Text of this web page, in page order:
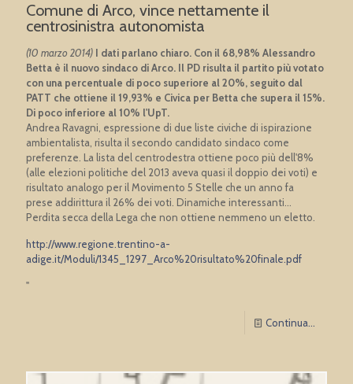
Comune di Arco, vince nettamente il
centrosinistra autonomista
(10 marzo 2014) I dati parlano chiaro. Con il 68,98% Alessandro
Betta è il nuovo sindaco di Arco. Il PD risulta il partito più votato
con una percentuale di poco superiore al 20%, seguito dal
PATT che ottiene il 19,93% e Civica per Betta che supera il 15%.
Di poco inferiore al 10% l'UpT.
Andrea Ravagni, espressione di due liste civiche di ispirazione
ambientalista, risulta il secondo candidato sindaco come
preferenze. La lista del centrodestra ottiene poco più dell'8%
(alle elezioni politiche del 2013 aveva quasi il doppio dei voti) e
risultato analogo per il Movimento 5 Stelle che un anno fa
prese addirittura il 26% dei voti. Dinamiche interessanti...
Perdita secca della Lega che non ottiene nemmeno un eletto.
http://www.regione.trentino-a-
adige.it/Moduli/1345_1297_Arco%20risultato%20finale.pdf
"
Continua...